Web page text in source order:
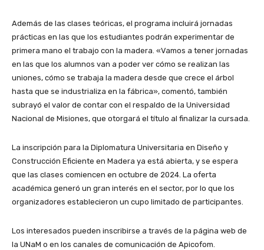
Además de las clases teóricas, el programa incluirá jornadas
prácticas en las que los estudiantes podrán experimentar de
primera mano el trabajo con la madera. «Vamos a tener jornadas
en las que los alumnos van a poder ver cómo se realizan las
uniones, cómo se trabaja la madera desde que crece el árbol
hasta que se industrializa en la fábrica», comentó, también
subrayó el valor de contar con el respaldo de la Universidad
Nacional de Misiones, que otorgará el título al finalizar la cursada.
La inscripción para la Diplomatura Universitaria en Diseño y
Construcción Eficiente en Madera ya está abierta, y se espera
que las clases comiencen en octubre de 2024. La oferta
académica generó un gran interés en el sector, por lo que los
organizadores establecieron un cupo limitado de participantes.
Los interesados pueden inscribirse a través de la página web de
la UNaM o en los canales de comunicación de Apicofom.